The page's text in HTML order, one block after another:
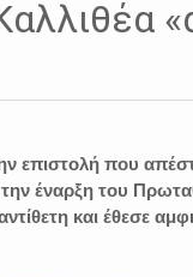
επιστολή που
έναρξη του
και έθεσε